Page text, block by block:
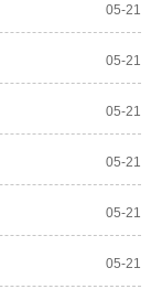
05-21
05-21
05-21
05-21
05-21
05-21